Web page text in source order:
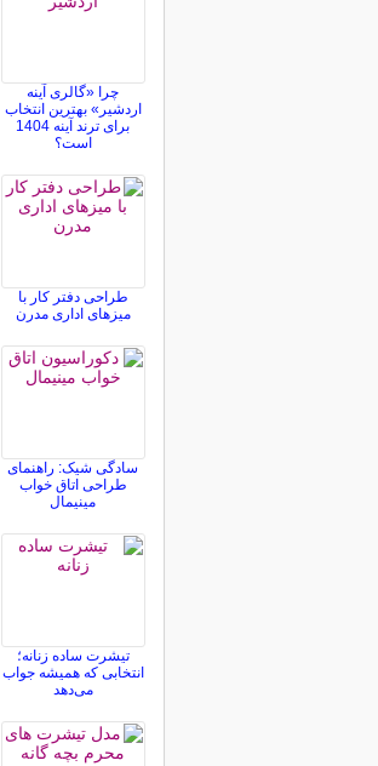
چرا «گالری آینه
اردشیر» بهترین انتخاب
برای ترند آینه 1404
است؟
طراحی دفتر کار با
میزهای اداری مدرن
سادگی شیک: راهنمای
طراحی اتاق خواب
مینیمال
تیشرت ساده زنانه؛
انتخابی که همیشه جواب
می‌دهد